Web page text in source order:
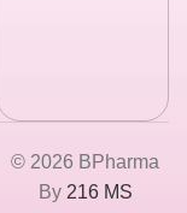
© 2026 BPharma
By 216 MS